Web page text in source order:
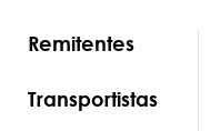
Remitentes
Transportistas